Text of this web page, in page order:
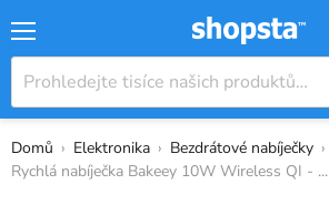
Domů › Elektronika › Bezdrátové nabíječky ›
Rychlá nabíječka Bakeey 10W Wireless QI - ...